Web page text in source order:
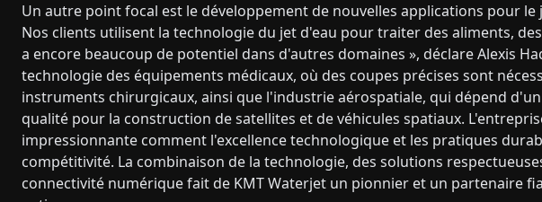
Un autre point focal est le développement de nouvelles applications pour
Nos clients utilisent la technologie du jet d'eau pour traiter des aliments,
a encore beaucoup de potentiel dans d'autres domaines », déclare Alexis
technologie des équipements médicaux, où des coupes précises sont
instruments chirurgicaux, ainsi que l'industrie aérospatiale, qui dépend
qualité pour la construction de satellites et de véhicules spatiaux.
impressionnante comment l'excellence technologique et les pratiques
compétitivité. La combinaison de la technologie, des solutions
connectivité numérique fait de KMT Waterjet un pionnier et un partenaire